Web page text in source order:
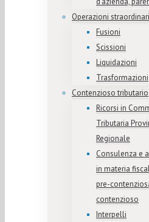
Operazioni
Fusioni
Scissioni
Liquidazioni
Trasformazioni
Contenzioso tributario
Ricorsi in
Tributaria
Regionale
Consulenza e
in materia
pre-
contenzioso
Interpelli